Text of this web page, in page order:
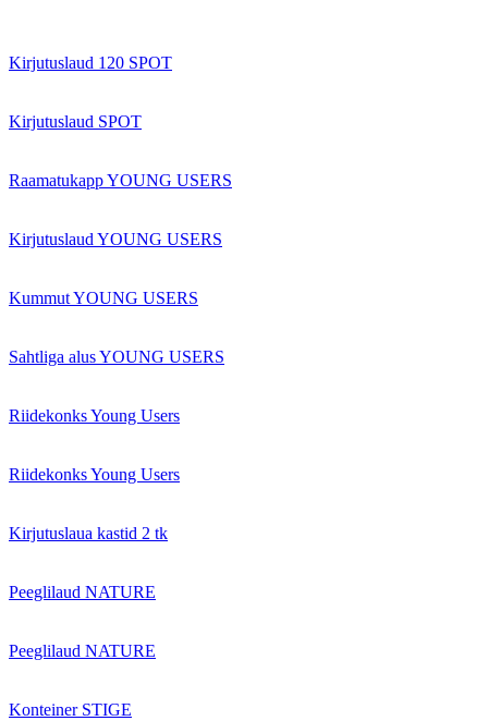
Kirjutuslaud 120 SPOT
Kirjutuslaud SPOT
Raamatukapp YOUNG USERS
Kirjutuslaud YOUNG USERS
Kummut YOUNG USERS
Sahtliga alus YOUNG USERS
Riidekonks Young Users
Riidekonks Young Users
Kirjutuslaua kastid 2 tk
Peeglilaud NATURE
Peeglilaud NATURE
Konteiner STIGE